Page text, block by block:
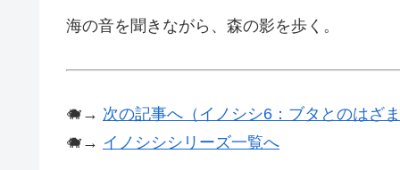
海の音を聞きながら、森の影を歩く。
🐗→ 次の記事へ（イノシシ6：ブタとのはざ
🐗→ イノシシシリーズ一覧へ